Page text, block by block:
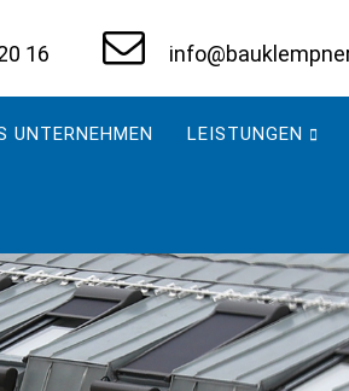
16
UNTERNEHMEN LEISTUNGEN